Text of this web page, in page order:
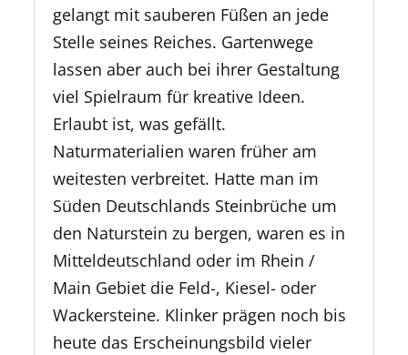
gelangt mit sauberen Füßen an jede
Stelle seines Reiches. Gartenwege
lassen aber auch bei ihrer Gestaltung
viel Spielraum für kreative Ideen.
Erlaubt ist, was gefällt.
Naturmaterialien waren früher am
weitesten verbreitet. Hatte man im
Süden Deutschlands Steinbrüche um
den Naturstein zu bergen, waren es in
Mitteldeutschland oder im Rhein /
Main Gebiet die Feld-, Kiesel- oder
Wackersteine. Klinker prägen noch bis
heute das Erscheinungsbild vieler